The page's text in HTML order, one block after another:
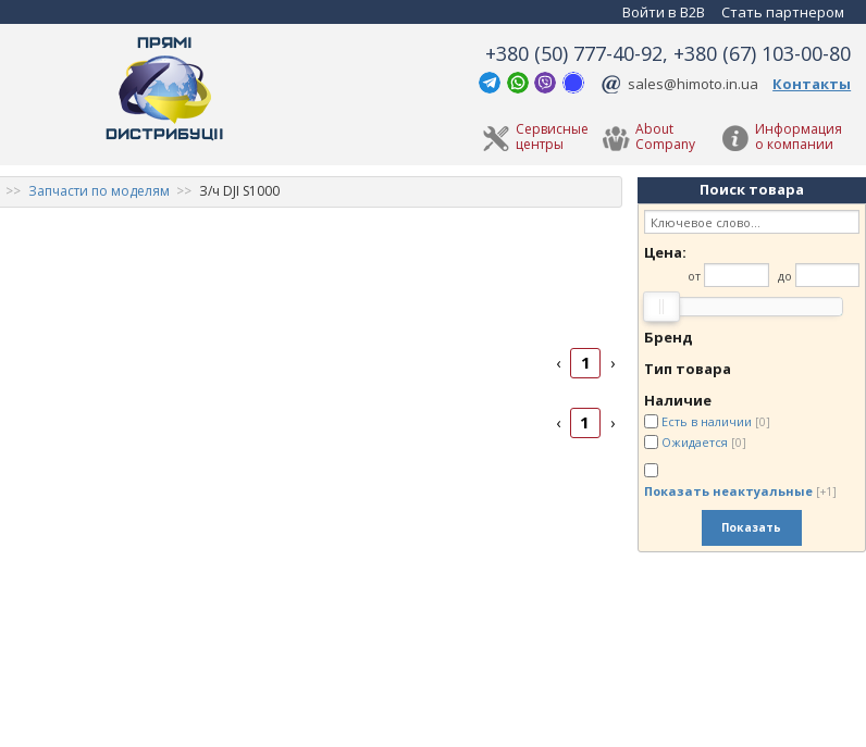
Войти в B2B Стать партнером
+380 (50) 777-40-92, +380 (67) 103-00-80
sales@himoto.in.ua Контакты
Информация
о компании
About
Company
Сервисные
центры
Запчасти по моделям З/ч DJI S1000
‹ 1 ›
‹ 1 ›
Поиск товара
Цена:
от до
Бренд
Тип товара
Наличие
Есть в наличии [0]
Ожидается [0]
Показать неактуальные [+1]
Показать